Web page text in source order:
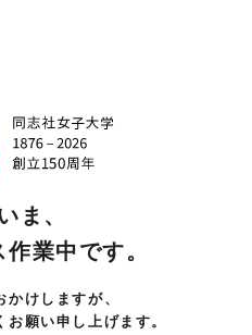
ま、
業中です。
けしますが、
願い申し上げます。